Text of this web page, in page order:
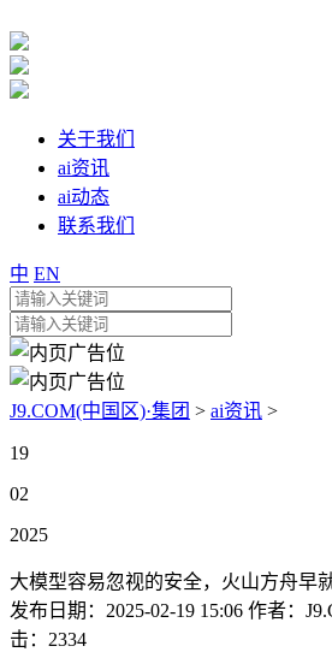
关于我们
ai资讯
ai动态
联系我们
中 EN
J9.COM(中国区)·集团 > ai资讯 >
19
02
2025
大模型容易忽视的安全，火山方舟早
发布日期： 2025-02-19 15:06 作者：
击： 2334